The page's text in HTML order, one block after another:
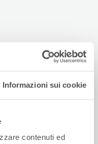
Informazioni sui cookie
contenuti ed